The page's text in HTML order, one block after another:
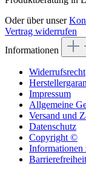
Oder über unser
Vertrag widerrufen
Informationen
Widerrufsrecht
Impressum
Allgemeine
Versand und
Datenschutz
Copyright ©
Informationen